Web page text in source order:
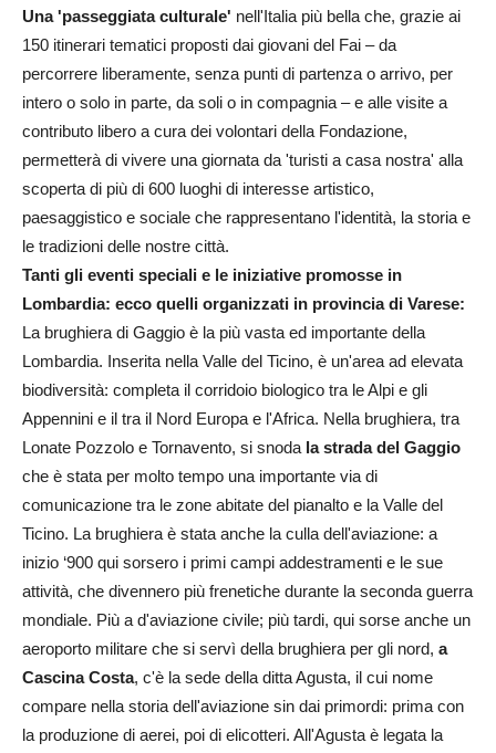
Una 'passeggiata culturale' nell'Italia più bella che, grazie ai
150 itinerari tematici proposti dai giovani del Fai – da
percorrere liberamente, senza punti di partenza o arrivo, per
intero o solo in parte, da soli o in compagnia – e alle visite a
contributo libero a cura dei volontari della Fondazione,
permetterà di vivere una giornata da 'turisti a casa nostra' alla
scoperta di più di 600 luoghi di interesse artistico,
paesaggistico e sociale che rappresentano l'identità, la storia e
le tradizioni delle nostre città.
Tanti gli eventi speciali e le iniziative promosse in
Lombardia: ecco quelli organizzati in provincia di Varese:
La brughiera di Gaggio è la più vasta ed importante della
Lombardia. Inserita nella Valle del Ticino, è un'area ad elevata
biodiversità: completa il corridoio biologico tra le Alpi e gli
Appennini e il tra il Nord Europa e l'Africa. Nella brughiera, tra
Lonate Pozzolo e Tornavento, si snoda la strada del Gaggio
che è stata per molto tempo una importante via di
comunicazione tra le zone abitate del pianalto e la Valle del
Ticino. La brughiera è stata anche la culla dell'aviazione: a
inizio ‘900 qui sorsero i primi campi addestramenti e le sue
attività, che divennero più frenetiche durante la seconda guerra
mondiale. Più a d'aviazione civile; più tardi, qui sorse anche un
aeroporto militare che si servì della brughiera per gli nord, a
Cascina Costa, c'è la sede della ditta Agusta, il cui nome
compare nella storia dell'aviazione sin dai primordi: prima con
la produzione di aerei, poi di elicotteri. All'Agusta è legata la